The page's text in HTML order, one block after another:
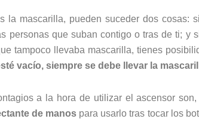
la mascarilla, pueden suceder dos cosas:
personas que suban contigo o tras de ti; y
tampoco llevaba mascarilla, tienes
vacío, siempre se debe llevar la
a la hora de utilizar el ascensor
de manospara usarlo tras tocar los